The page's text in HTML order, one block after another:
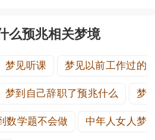
么预兆相关梦境
梦见听课 梦见以前工作过的
梦到自己辞职了预兆什么 梦
数学题不会做 中年人女人梦